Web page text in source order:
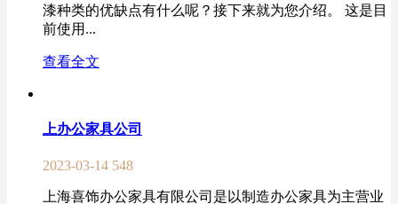
漆种类的优缺点有什么呢？接下来就为您介绍。 这是目
前使用...
查看全文
上办公家具公司
2023-03-14 548
上海喜饰办公家具有限公司是以制造办公家具为主营业